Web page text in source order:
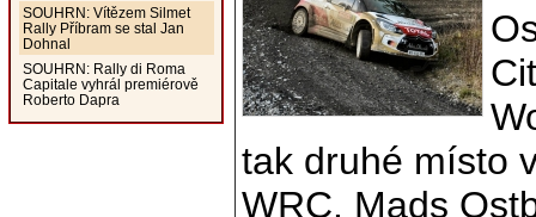
SOUHRN: Vítězem Silmet
Rally Příbram se stal Jan
Dohnal
SOUHRN: Rally di Roma
Capitale vyhrál premiérově
Roberto Dapra
tak druhé místo
WRC. Mads